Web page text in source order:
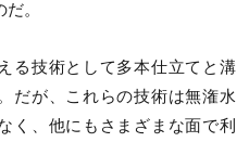
。
る技術として多本仕立てと溝
だが、これらの技術は無潅水
く、他にもさまざまな面で利